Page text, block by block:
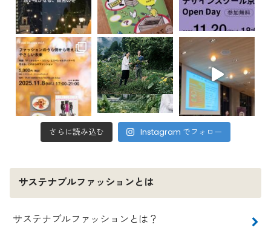
さらに読み込む Instagram でフォロー
サステナブルファッションとは
サステナブルファッションとは？